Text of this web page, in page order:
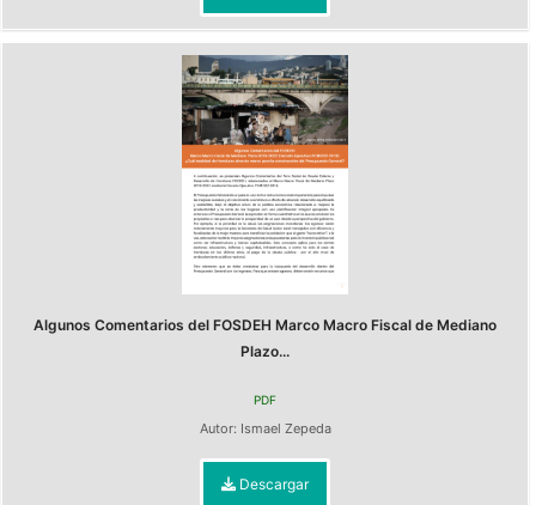
Algunos Comentarios del FOSDEH Marco Macro Fiscal de Mediano
Plazo...
PDF
Autor: Ismael Zepeda
Descargar